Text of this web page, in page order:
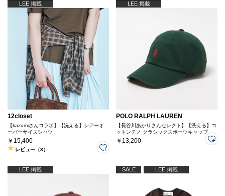
LEE 掲載
12closet
【kazumiさんコラボ】【洗える】シアーオ
ーバーサイズシャツ
￥15,400
レビュー（3）
LEE 掲載
POLO RALPH LAUREN
【長谷川あかりさんセレクト】【洗える】コ
ットンチノ クラシックスポーツキャップ
￥13,200
LEE 掲載 SALE LEE 掲載